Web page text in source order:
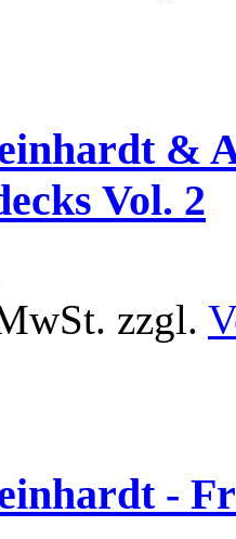
&
Vol. 2
zzgl.
-